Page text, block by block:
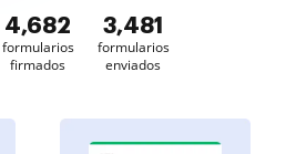
4,682
formularios
firmados
3,481
formularios
enviados